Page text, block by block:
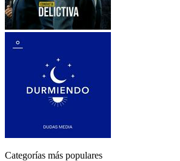
Categorías más populares